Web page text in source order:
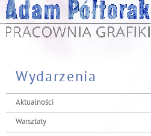
Wydarzenia
Aktualności
Warsztaty